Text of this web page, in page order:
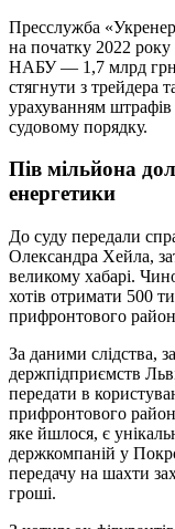
Пресслужба
на початку 2022 року
НАБУ — 1,7 млрд грн.
стягнути з трейдера
урахуванням
судовому порядку.
Пів мільйона
енергетики
До суду передали
Олександра Хейла,
великому хабарі.
хотів отримати 500
прифронтового
За даними слідства,
держпідприємств
передати в
прифронтового
яке йшлося, є
держкомпаній у
передачу на шахти
гроші.